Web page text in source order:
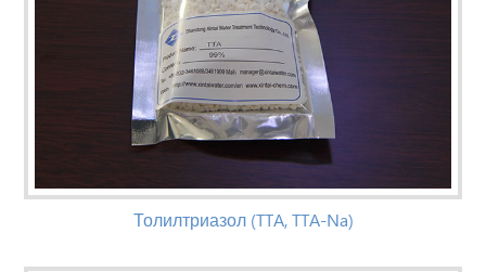
Толилтриазол (TTA, TTA-Na)